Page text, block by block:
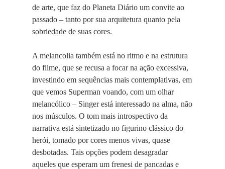
de arte, que faz do Planeta Diário um convite ao
passado – tanto por sua arquitetura quanto pela
sobriedade de suas cores.
A melancolia também está no ritmo e na estrutura
do filme, que se recusa a focar na ação excessiva,
investindo em sequências mais contemplativas, em
que vemos Superman voando, com um olhar
melancólico – Singer está interessado na alma, não
nos músculos. O tom mais introspectivo da
narrativa está sintetizado no figurino clássico do
herói, tomado por cores menos vivas, quase
desbotadas. Tais opções podem desagradar
aqueles que esperam um frenesi de pancadas e